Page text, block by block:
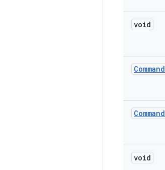
void
Command
Command
void